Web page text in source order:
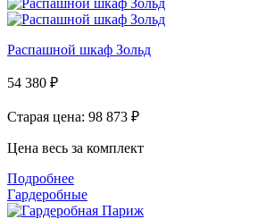
Распашной шкаф Зольд
54 380 ₽
Старая цена: 98 873 ₽
Цена весь за комплект
Подробнее
Гардеробные